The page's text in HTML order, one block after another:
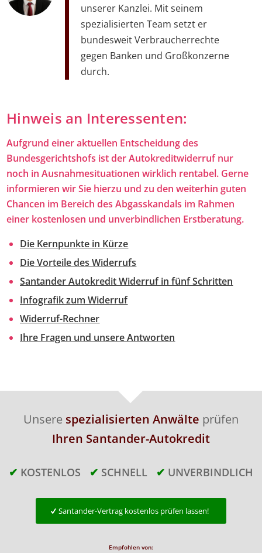
unserer Kanzlei. Mit seinem
spezialisierten Team setzt er
bundesweit Verbraucherrechte
gegen Banken und Großkonzerne
durch.
Hinweis an Interessenten:
Aufgrund einer aktuellen Entscheidung des
Bundesgerichtshofs ist der Autokreditwiderruf nur
noch in Ausnahmesituationen wirklich rentabel. Gerne
informieren wir Sie hierzu und zu den weiterhin guten
Chancen im Bereich des Abgasskandals im Rahmen
einer kostenlosen und unverbindlichen Erstberatung.
Die Kernpunkte in Kürze
Die Vorteile des Widerrufs
Santander Autokredit Widerruf in fünf Schritten
Infografik zum Widerruf
Widerruf-Rechner
Ihre Fragen und unsere Antworten
Unsere spezialisierten Anwälte prüfen
Ihren Santander-Autokredit
✔ KOSTENLOS ✔ SCHNELL ✔ UNVERBINDLICH
Santander-Vertrag kostenlos prüfen lassen!
Empfohlen von: